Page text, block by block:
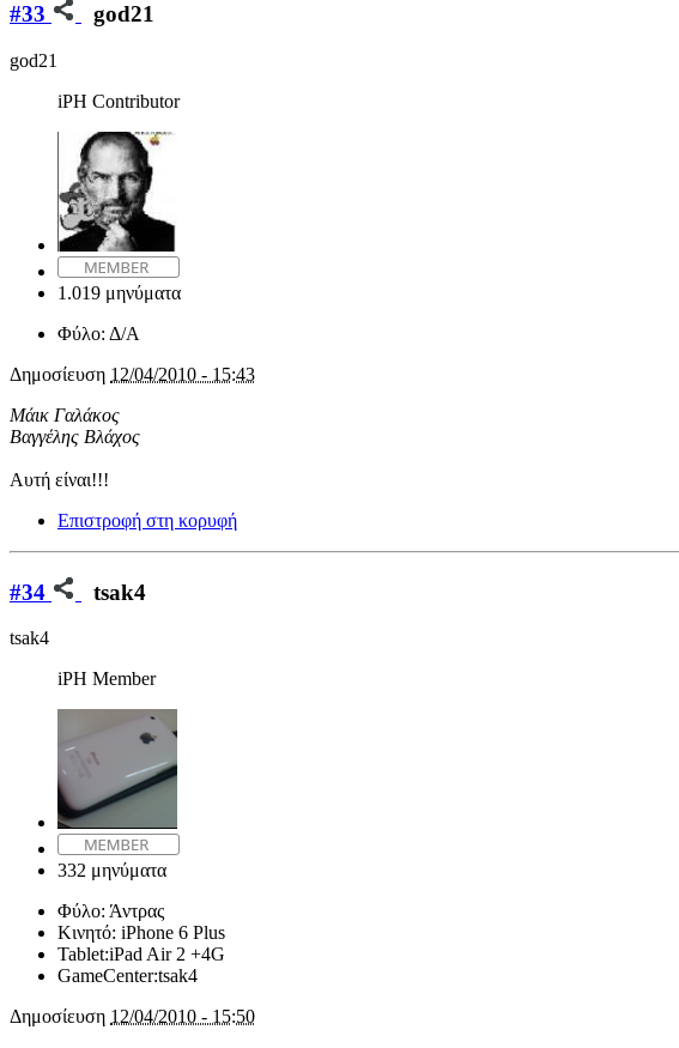
#33 god21
god21
iPH Contributor
1.019 μηνύματα
Φύλο: Δ/Α
Δημοσίευση 12/04/2010 - 15:43
Μάικ Γαλάκος
Βαγγέλης Βλάχος
Αυτή είναι!!!
Επιστροφή στη κορυφή
#34 tsak4
tsak4
iPH Member
332 μηνύματα
Φύλο: Άντρας
Κινητό: iPhone 6 Plus
Tablet:iPad Air 2 +4G
GameCenter:tsak4
Δημοσίευση 12/04/2010 - 15:50